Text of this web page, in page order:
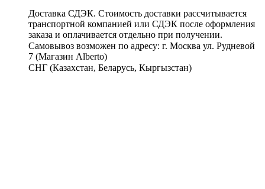
Доставка СДЭК. Стоимость доставки рассчитывается
транспортной компанией или СДЭК после оформления
заказа и оплачивается отдельно при получении.
Самовывоз возможен по адресу: г. Москва ул. Рудневой
7 (Магазин Alberto)
СНГ (Казахстан, Беларусь, Кыргызстан)